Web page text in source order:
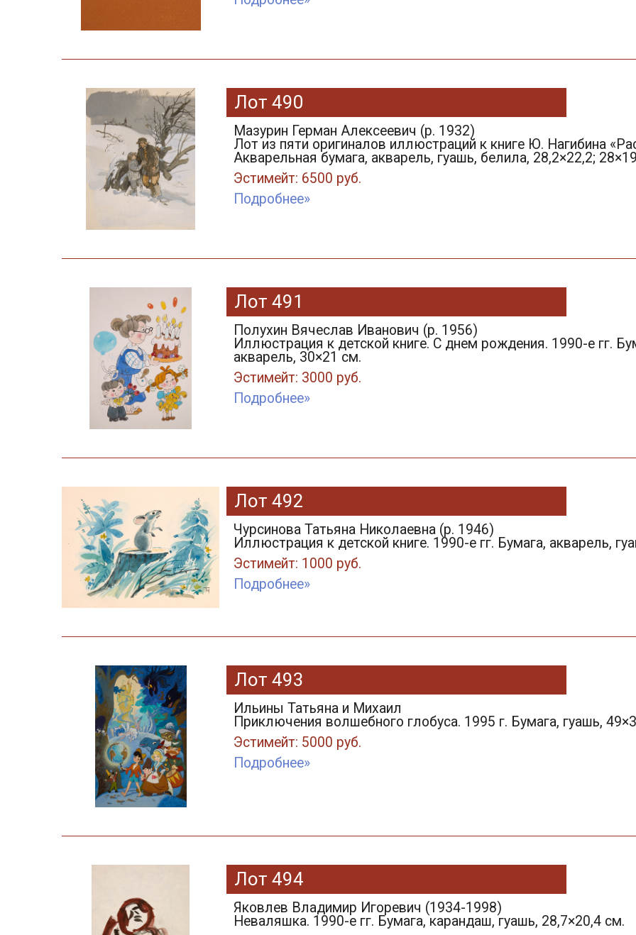
Лот 490
Мазурин Герман Алексеевич (р. 1932)
Лот из пяти оригиналов иллюстраций к книге Ю. Нагибина
Акварельная бумага, акварель, гуашь, белила, 28,2×22,2;
Эстимейт: 6500 руб.
Подробнее»
Лот 491
Полухин Вячеслав Иванович (р. 1956)
Иллюстрация к детской книге. С днем рождения. 1990-е гг.
акварель, 30×21 см.
Эстимейт: 3000 руб.
Подробнее»
Лот 492
Чурсинова Татьяна Николаевна (р. 1946)
Иллюстрация к детской книге. 1990-е гг. Бумага, акварель,
Эстимейт: 1000 руб.
Подробнее»
Лот 493
Ильины Татьяна и Михаил
Приключения волшебного глобуса. 1995 г. Бумага, гуашь,
Эстимейт: 5000 руб.
Подробнее»
Лот 494
Яковлев Владимир Игоревич (1934-1998)
Неваляшка. 1990-е гг. Бумага, карандаш, гуашь, 28,7×20,4 см.